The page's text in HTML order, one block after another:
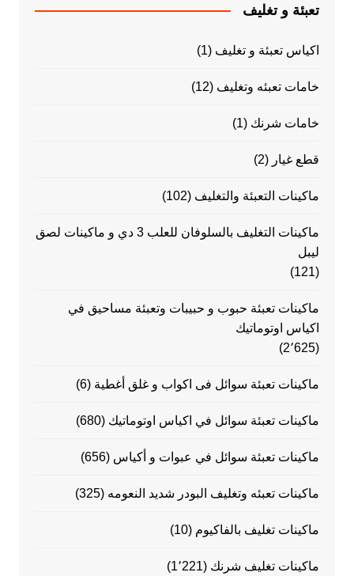
تعبئة و تغليف
اكياس تعبئة و تغليف (1)
خامات تعبئه وتغليف (12)
خامات شرنك (1)
قطع غيار (2)
ماكينات التعبئة والتغليف (102)
ماكينات التغليف بالسلوفان للعلب 3 دي و ماكينات لصق
ليبل
(121)
ماكينات تعبئة حبوب و حبيبات وتعبئة مساحيق في
اكياس اوتوماتيك
(2٬625)
ماكينات تعبئة سوائل فى اكواب و غلق أغطية (6)
ماكينات تعبئة سوائل في اكياس اوتوماتيك (680)
ماكينات تعبئة سوائل في عبوات و أكياس (656)
ماكينات تعبئه وتغليف البودر شديد النعومه (325)
ماكينات تغليف بالفاكيوم (10)
ماكينات تغليف شرنك (1٬221)